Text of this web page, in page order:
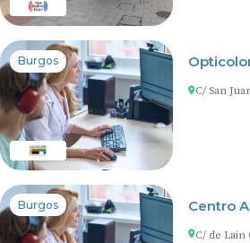
Burgos
C/ San
Burgos Centro
C/ de Lain